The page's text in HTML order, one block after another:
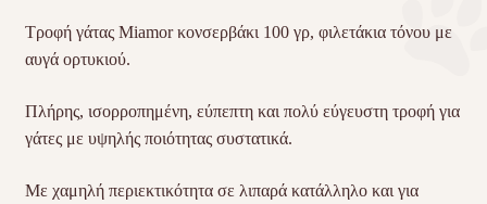
Τροφή γάτας Miamor κονσερβάκι 100 γρ, φιλετάκια τόνου με
αυγά ορτυκιού.
Πλήρης, ισορροπημένη, εύπεπτη και πολύ εύγευστη τροφή για
γάτες με υψηλής ποιότητας συστατικά.
Με χαμηλή περιεκτικότητα σε λιπαρά κατάλληλο και για